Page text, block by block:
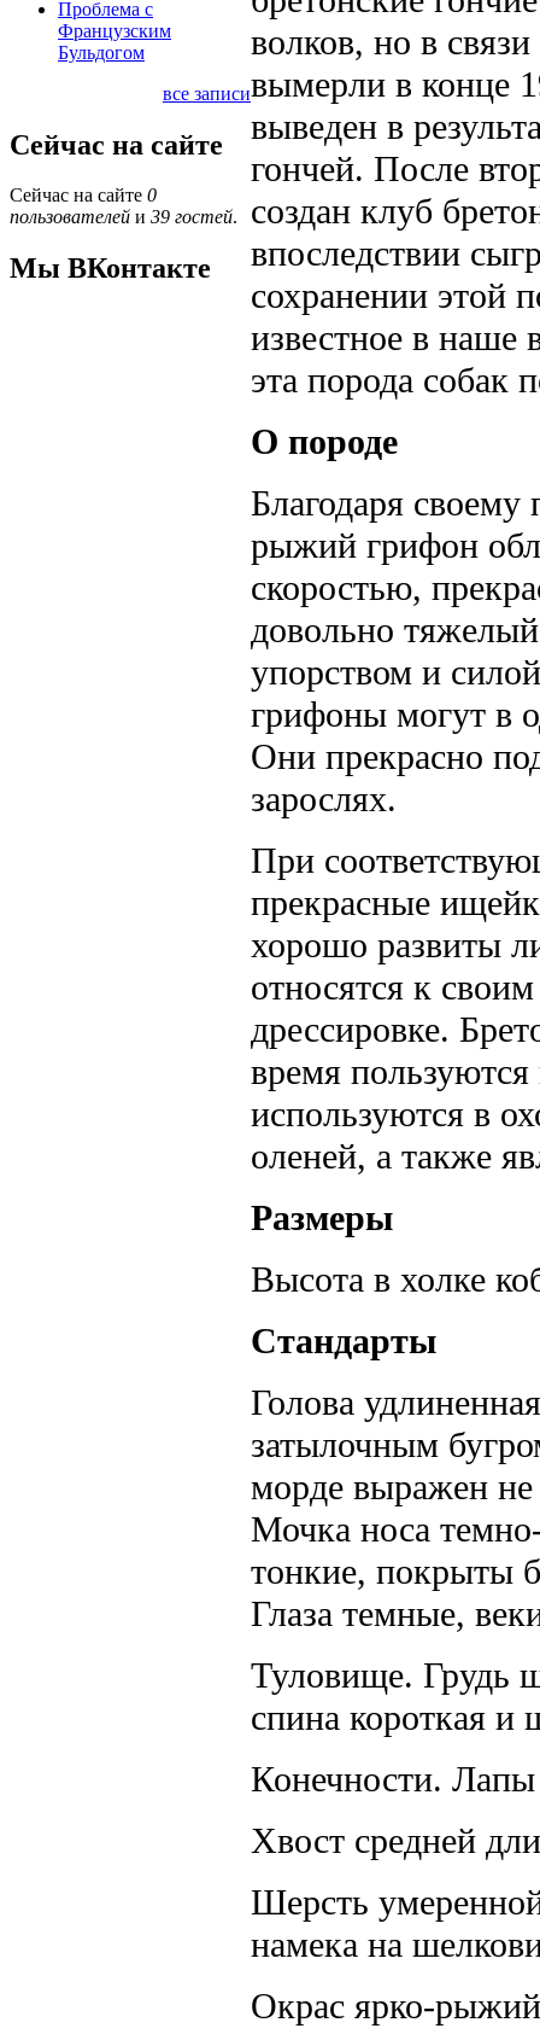
Проблема с
Французским
Бульдогом
все записи
Сейчас на сайте
Сейчас на сайте 0
пользователей и 39 гостей.
Мы ВКонтакте
волков, но в
вымерли в конце
выведен в
гончей. После
создан клуб
впоследствии
сохранении этой
известное в наше
эта порода собак
О породе
Благодаря
рыжий грифон
скоростью,
довольно
упорством и
грифоны могут в
Они прекрасно
зарослях.
При
прекрасные
хорошо развиты
относятся к
дрессировке.
время
используются в
оленей, а также
Размеры
Высота в холке
Стандарты
Голова
затылочным
морде выражен
Мочка носа
тонкие, покрыты
Глаза темные,
Туловище. Грудь
спина короткая и
Конечности.
Хвост средней
Шерсть
намека на
Окрас ярко-